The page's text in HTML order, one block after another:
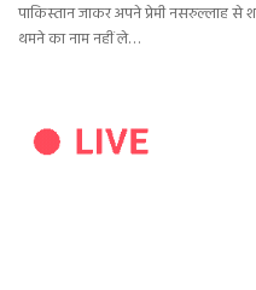
पाकिस्तान जाकर अपने प्रेमी नसरुल्लाह से
थमने का नाम नहीं ले…